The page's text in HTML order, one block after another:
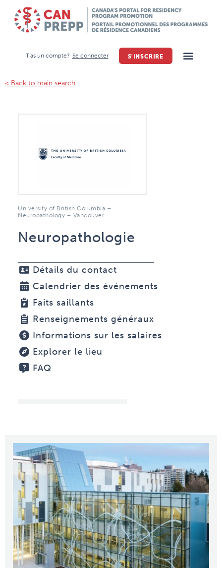
T'as un compte? Se connecter S'INSCRIRE
< Back to main search
University of British Columbia –
Neuropathology – Vancouver
Neuropathologie
Détails du contact
Calendrier des événements
Faits saillants
Renseignements généraux
Informations sur les salaires
Explorer le lieu
FAQ